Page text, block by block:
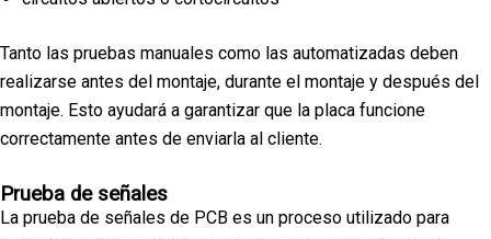
Tanto las pruebas manuales como las automatizadas deben
realizarse antes del montaje, durante el montaje y después del
montaje. Esto ayudará a garantizar que la placa funcione
correctamente antes de enviarla al cliente.
Prueba de señales
La prueba de señales de PCB es un proceso utilizado para